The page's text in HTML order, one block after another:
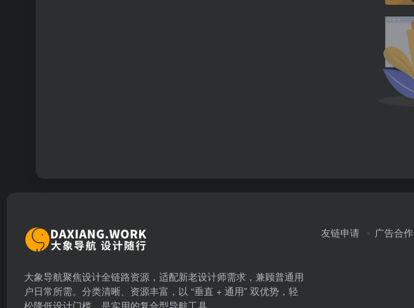
大象导航聚焦设计全链路资源，适配新老设计师需求，兼顾普通用
户日常所需。分类清晰、资源丰富，以 “垂直 + 通用” 双优势，轻
松降低设计门槛，是实用的复合型导航工具。
友链申请 广告合作